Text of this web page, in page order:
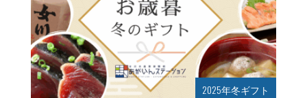
2025年夏ギフト始まりました！